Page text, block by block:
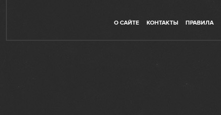
О САЙТЕ КОНТАКТЫ ПРАВИЛА